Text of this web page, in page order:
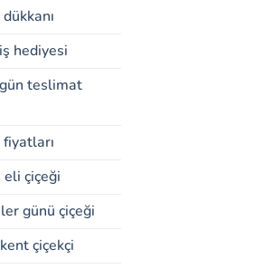
hediyesi
teslimat
çiçeği
günü çiçeği
çiçekçi